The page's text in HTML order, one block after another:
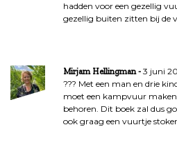
hadden voor een gezellig
gezellig buiten zitten bij de
Mirjam Hellingman
3 juni
??? Met een man en drie
moet een kampvuur
behoren. Dit boek zal dus
ook graag een vuurtje